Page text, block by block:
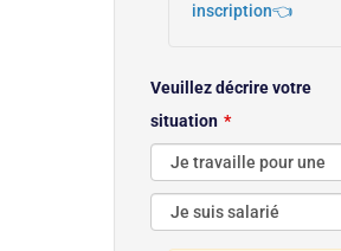
inscription👈
Veuillez décrire votre
situation